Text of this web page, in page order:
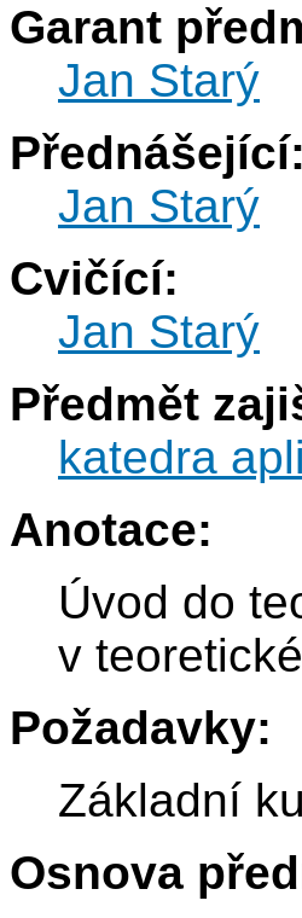
Garant
Jan Starý
Přednášející:
Jan Starý
Cvičící:
Jan Starý
Předmět
katedra
Anotace:
Úvod do
v
Požadavky:
Základní
Osnova